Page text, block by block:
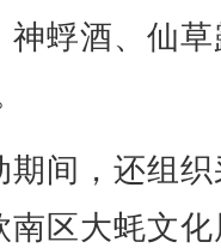
神蜉酒、仙
，还组织
南区大蚝文